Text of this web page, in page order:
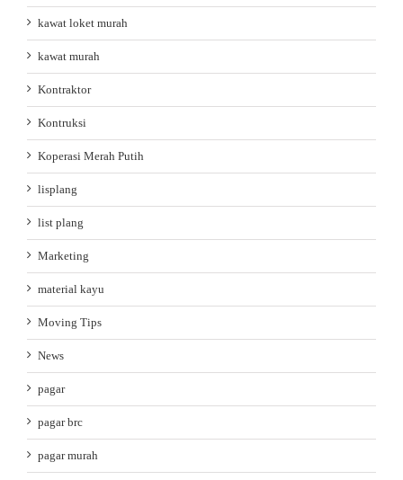
kawat loket murah
kawat murah
Kontraktor
Kontruksi
Koperasi Merah Putih
lisplang
list plang
Marketing
material kayu
Moving Tips
News
pagar
pagar brc
pagar murah